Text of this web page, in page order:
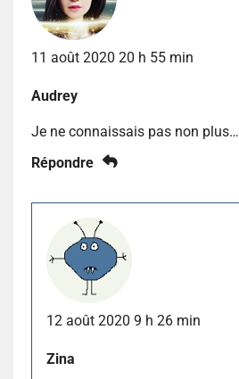
11 août 2020 20 h 55 min
Audrey
Je ne connaissais pas non plus…
Répondre
12 août 2020 9 h 26 min
Zina